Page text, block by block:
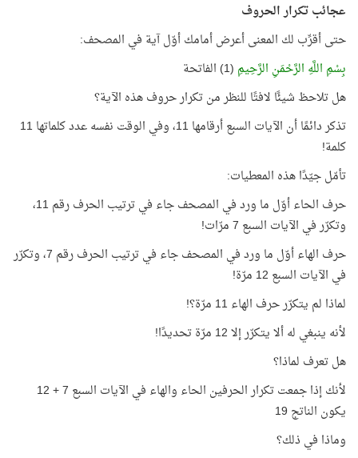
عجائب تكرار الحروف
حتى أقرِّب لك المعنى أعرض أمامك أوّل آية في المصحف:
بِسْمِ اللَّهِ الرَّحْمَنِ الرَّحِيمِ (1) الفاتحة
هل تلاحظ شيئًا لافتًا للنظر من تكرار حروف هذه الآية؟
تذكر دائمًا أن الآيات السبع أرقامها 11، وفي الوقت نفسه عدد كلماتها 11
كلمة!
تأمّل جيّدًا هذه المعطيات:
حرف الحاء أوّل ما ورد في المصحف جاء في ترتيب الحرف رقم 11،
وتكرّر في الآيات السبع 7 مرّات!
حرف الهاء أوّل ما ورد في المصحف جاء في ترتيب الحرف رقم 7، وتكرّر
في الآيات السبع 12 مرّة!
لماذا لم يتكرّر حرف الهاء 11 مرّة؟!
لأنه ينبغي له ألا يتكرّر إلا 12 مرّة تحديدًا!
هل تعرف لماذا؟
لأنك إذا جمعت تكرار الحرفين الحاء والهاء في الآيات السبع 7 + 12
يكون الناتج 19
وماذا في ذلك؟